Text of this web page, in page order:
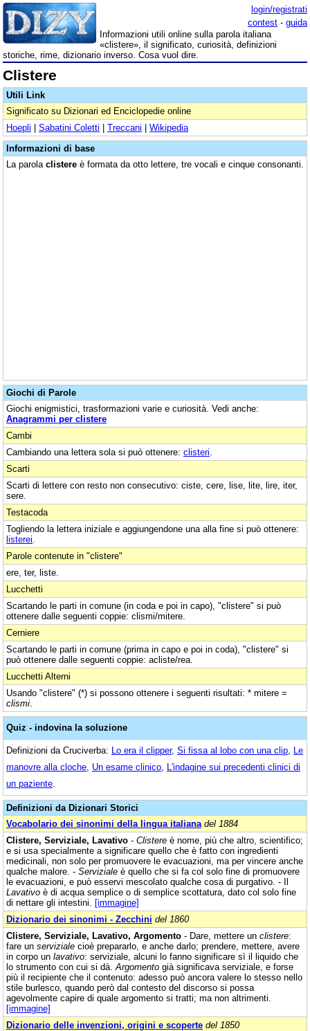
login/registrati
contest - guida
Informazioni utili online sulla parola italiana
«clistere», il significato, curiosità, definizioni
storiche, rime, dizionario inverso. Cosa vuol dire.
Clistere
Utili Link
Significato su Dizionari ed Enciclopedie online
Hoepli | Sabatini Coletti | Treccani | Wikipedia
Informazioni di base
La parola clistere è formata da otto lettere, tre vocali e cinque consonanti.
Giochi di Parole
Giochi enigmistici, trasformazioni varie e curiosità. Vedi anche:
Anagrammi per clistere
Cambi
Cambiando una lettera sola si può ottenere: clisteri
Scarti
Scarti di lettere con resto non consecutivo: ciste, cere, lise, lite, lire, iter,
sere.
Testacoda
Togliendo la lettera iniziale e aggiungendone una alla fine si può ottenere:
listerei
Parole contenute in "clistere"
ere, ter, liste.
Lucchetti
Scartando le parti in comune (in coda e poi in capo), "clistere" si può
ottenere dalle seguenti coppie: clismi/mitere.
Cerniere
Scartando le parti in comune (prima in capo e poi in coda), "clistere" si
può ottenere dalle seguenti coppie: acliste/rea.
Lucchetti Alterni
Usando "clistere" (*) si possono ottenere i seguenti risultati: * mitere =
clismi
Quiz - indovina la soluzione
Definizioni da Cruciverba: Lo era il clipper, Si fissa al lobo con una clip Le
manovre alla cloche Un esame clinico L'indagine sui precedenti clinici di
un paziente
Definizioni da Dizionari Storici
Vocabolario dei sinonimi della lingua italiana del 1884
Clistere, Serviziale, Lavativo - Clistere è nome, più che altro, scientifico;
e si usa specialmente a significare quello che è fatto con ingredienti
medicinali, non solo per promuovere le evacuazioni, ma per vincere anche
qualche malore. - Serviziale è quello che si fa col solo fine di promuovere
le evacuazioni, e può esservi mescolato qualche cosa di purgativo. - Il
Lavativo è di acqua semplice o di semplice scottatura, dato col solo fine
di nettare gli intestini. [immagine]
Dizionario dei sinonimi - Zecchini del 1860
Clistere, Serviziale, Lavativo, Argomento - Dare, mettere un clistere:
fare un serviziale cioè prepararlo, e anche darlo; prendere, mettere, avere
in corpo un lavativo: serviziale, alcuni lo fanno significare sì il liquido che
lo strumento con cui si dà. Argomento già significava serviziale, e forse
più il recipiente che il contenuto: adesso può ancora valere lo stesso nello
stile burlesco, quando però dal contesto del discorso si possa
agevolmente capire di quale argomento si tratti; ma non altrimenti.
[immagine]
Dizionario delle invenzioni, origini e scoperte del 1850